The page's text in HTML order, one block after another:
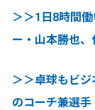
＞＞1日8時間
ー・山本勝也
＞＞卓球もビ
のコーチ兼選